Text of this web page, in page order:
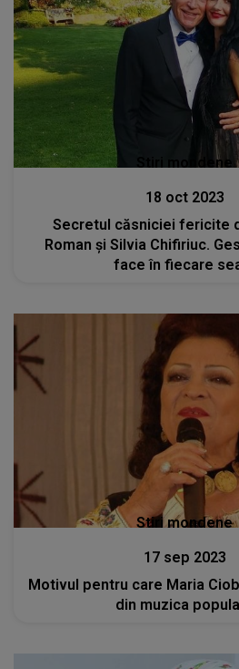
Stiri mondene
18 oct 2023
Secretul căsniciei fericite
Roman și Silvia Chifiriuc.
face în fiecare
Stiri mondene
17 sep 2023
Motivul pentru care Maria
din muzica